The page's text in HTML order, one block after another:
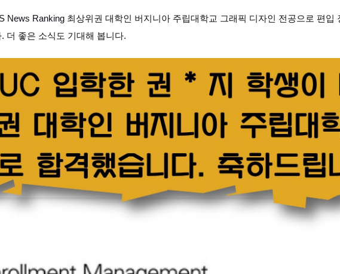
News Ranking 최상위권 대학인 버지니아 주립대학교 그래픽 디자인 전공으로 편입
더 좋은 소식도 기대해 봅니다.